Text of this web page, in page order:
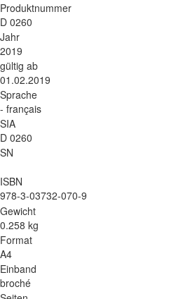
Produktnummer
D 0260
Jahr
2019
gültig ab
01.02.2019
Sprache
- français
SIA
D 0260
SN
ISBN
978-3-03732-070-9
Gewicht
0.258 kg
Format
A4
Einband
broché